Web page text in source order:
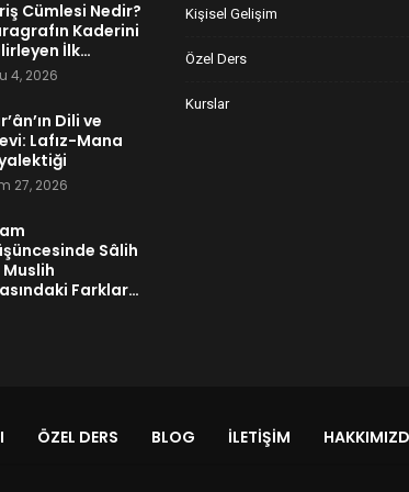
Cümlesi Nedir?
Kaderini
İlk…
4, 2026
Dili ve
Lafız-Mana
27, 2026
Sâlih
Muslih
Farklar…
Kişisel Gelişim
Özel Ders
Kurslar
ÖZEL DERS BLOG İLETIŞIM